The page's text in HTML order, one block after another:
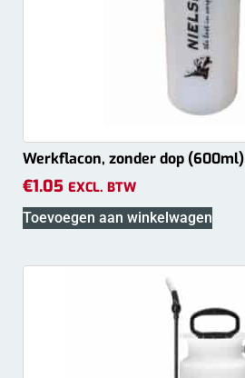
Werkflacon, zonder dop (600ml)
€1.05 EXCL. BTW
Toevoegen aan winkelwagen